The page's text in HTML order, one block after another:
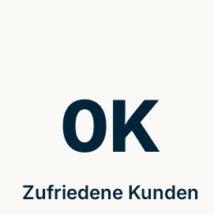
Zufriedene Kunden
0K